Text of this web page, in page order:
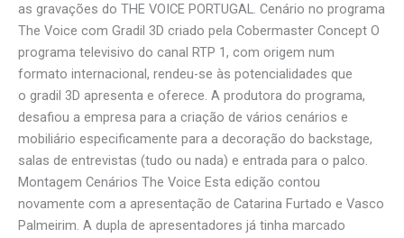
as gravações do THE VOICE PORTUGAL. Cenário no programa
The Voice com Gradil 3D criado pela Cobermaster Concept O
programa televisivo do canal RTP 1, com origem num
formato internacional, rendeu-se às potencialidades que
o gradil 3D apresenta e oferece. A produtora do programa,
desafiou a empresa para a criação de vários cenários e
mobiliário especificamente para a decoração do backstage,
salas de entrevistas (tudo ou nada) e entrada para o palco.
Montagem Cenários The Voice Esta edição contou
novamente com a apresentação de Catarina Furtado e Vasco
Palmeirim. A dupla de apresentadores já tinha marcado
VOICE
PORTUGAL